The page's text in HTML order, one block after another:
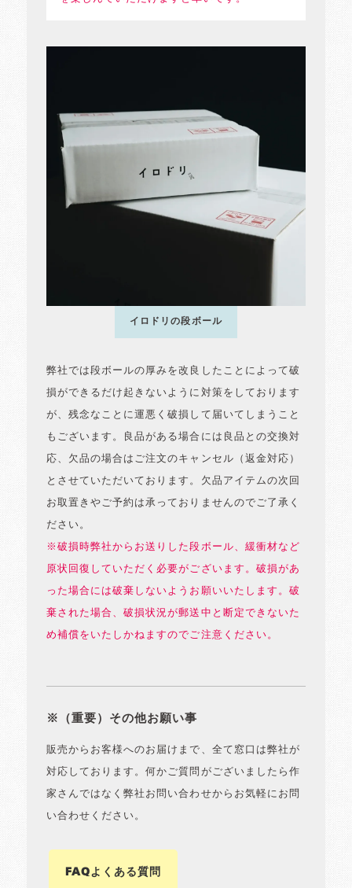
イロドリの段ボール
弊社では段ボールの厚みを改良したことによって破
損ができるだけ起きないように対策をしております
が、残念なことに運悪く破損して届いてしまうこと
もございます。良品がある場合には良品との交換対
応、欠品の場合はご注文のキャンセル（返金対応）
とさせていただいております。欠品アイテムの次回
お取置きやご予約は承っておりませんのでご了承く
ださい。
※破損時弊社からお送りした段ボール、緩衝材など
原状回復していただく必要がございます。破損があ
った場合には破棄しないようお願いいたします。破
棄された場合、破損状況が郵送中と断定できないた
め補償をいたしかねますのでご注意ください。
※（重要）その他お願い事
販売からお客様へのお届けまで、全て窓口は弊社が
対応しております。何かご質問がございましたら作
家さんではなく弊社お問い合わせからお気軽にお問
い合わせください。
FAQよくある質問